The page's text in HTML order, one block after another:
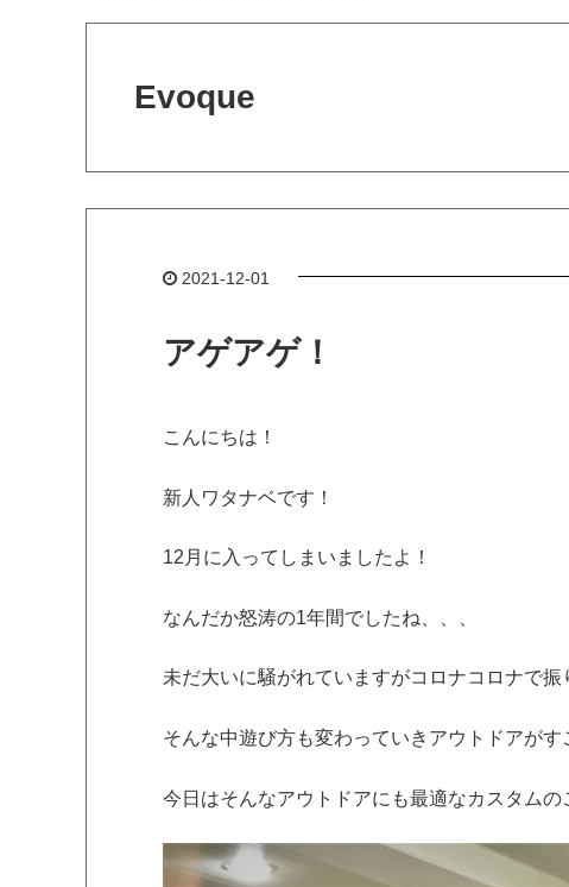
Evoque
2021-12-01
アゲアゲ！
こんにちは！
新人ワタナベです！
12月に入ってしまいましたよ！
なんだか怒涛の1年間でしたね、、、
未だ大いに騒がれていますがコロナコロナで振
そんな中遊び方も変わっていきアウトドアがす
今日はそんなアウトドアにも最適なカスタムの